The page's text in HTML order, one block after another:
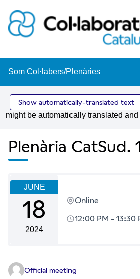
Som Col·labers/Plenàries
Show automatically-translated text
might be automatically translated
Plenària CatSud.
JUNE
18
2024
Online
12:00 PM - 13:30
Official meeting